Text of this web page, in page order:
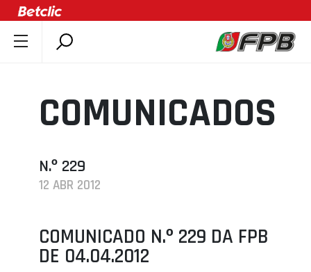
DOCUMENTOS
ÚLTIMAS
ASSOCIAÇÕES
CLUBES
AGENDA
SELEÇÕES
COMUNICADOS
N.º 229
12 ABR 2012
COMUNICADO N.º 229 DA FPB
DE 04.04.2012